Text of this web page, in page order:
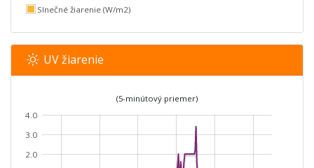
Slnečné žiarenie (W/m2)
UV žiarenie
(5-minútový priemer)
2.0
3.0
4.0